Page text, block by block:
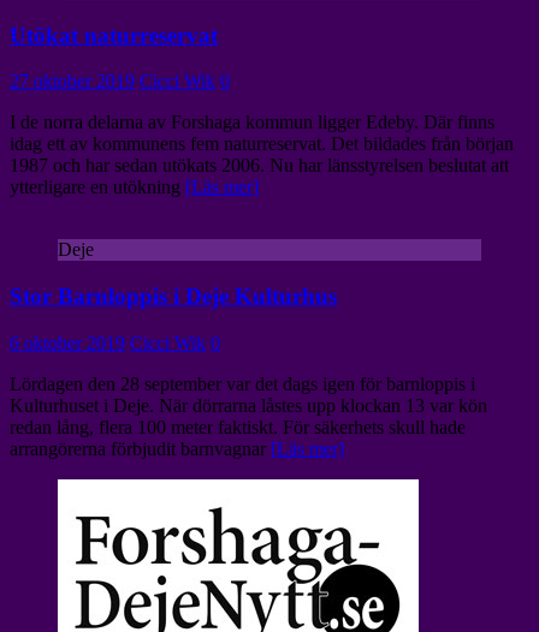
Utökat naturreservat
27 oktober 2019 Cicci Wik 0
I de norra delarna av Forshaga kommun ligger Edeby. Där finns
idag ett av kommunens fem naturreservat. Det bildades från början
1987 och har sedan utökats 2006. Nu har länsstyrelsen beslutat att
ytterligare en utökning [Läs mer]
Deje
Stor Barnloppis i Deje Kulturhus
6 oktober 2019 Cicci Wik 0
Lördagen den 28 september var det dags igen för barnloppis i
Kulturhuset i Deje. När dörrarna låstes upp klockan 13 var kön
redan lång, flera 100 meter faktiskt. För säkerhets skull hade
arrangörerna förbjudit barnvagnar [Läs mer]